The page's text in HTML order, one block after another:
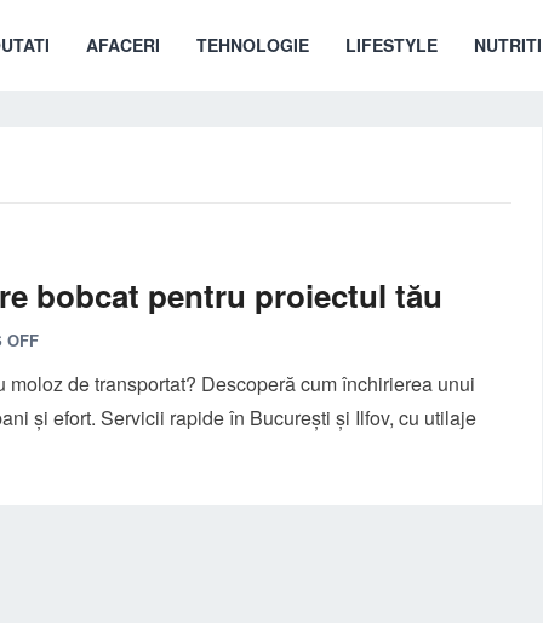
AFACERI TEHNOLOGIE LIFESTYLE
bobcat pentru proiectul tău
OFF
de transportat? Descoperă cum închirierea unui
și efort. Servicii rapide în București și Ilfov, cu utilaje